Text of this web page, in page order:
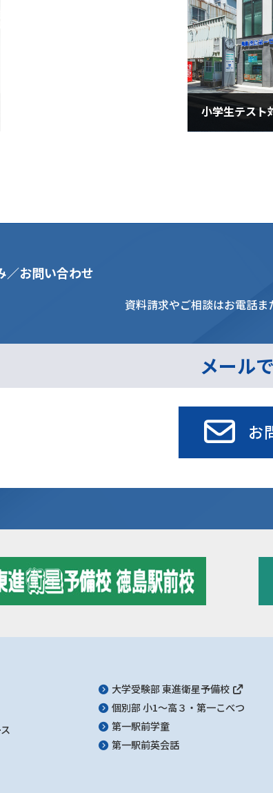
／お問い合わせ
資料請求やご相談はお電話ま
メール
お
大学受験部 東進衛星予備校
個別部 小1～高３・第一こべつ
第一駅前学童
第一駅前英会話